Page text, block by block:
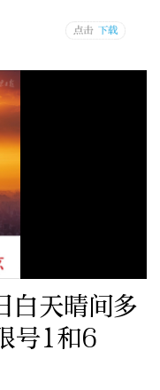
白天晴间多
号1和6